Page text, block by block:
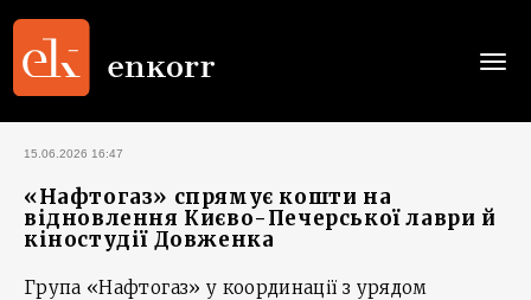
15.06.2026 16:47
«Нафтогаз» спрямує кошти на
відновлення Києво-Печерської лаври й
кіностудії Довженка
Група «Нафтогаз» у координації з урядом